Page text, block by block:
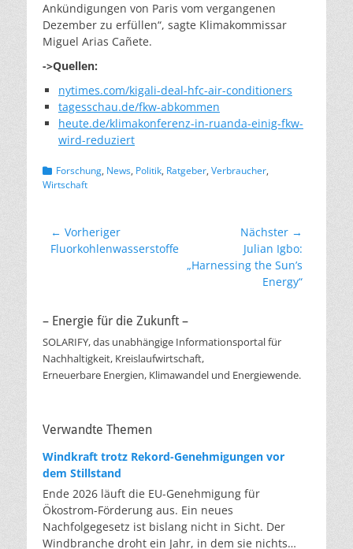
Ankündigungen von Paris vom vergangenen
Dezember zu erfüllen“, sagte Klimakommissar
Miguel Arias Cañete.
->Quellen:
nytimes.com/kigali-deal-hfc-air-conditioners
tagesschau.de/fkw-abkommen
heute.de/klimakonferenz-in-ruanda-einig-fkw-
wird-reduziert
Kategorien
Forschung, News, Politik, Ratgeber, Verbraucher,
Wirtschaft
Beitragsnavigation
← Vorheriger
Vorheriger
Fluorkohlenwasserstoffe
Nächster →
Nächster
Beitrag:
Julian Igbo:
„Harnessing the Sun’s
Energy“
– Energie für die Zukunft –
SOLARIFY, das unabhängige Informationsportal für
Nachhaltigkeit, Kreislaufwirtschaft,
Erneuerbare Energien, Klimawandel und Energiewende.
Verwandte Themen
Windkraft trotz Rekord-Genehmigungen vor
dem Stillstand
Ende 2026 läuft die EU-Genehmigung für
Ökostrom-Förderung aus. Ein neues
Nachfolgegesetz ist bislang nicht in Sicht. Der
Windbranche droht ein Jahr, in dem sie nichts